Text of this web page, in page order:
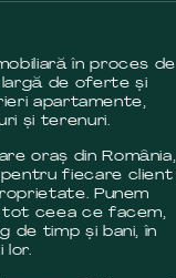
în proces de
largă de oferte și
apartamente,
și terenuri.
oraș din România,
fiecare client
Punem
tot ceea ce facem,
de timp și bani, în